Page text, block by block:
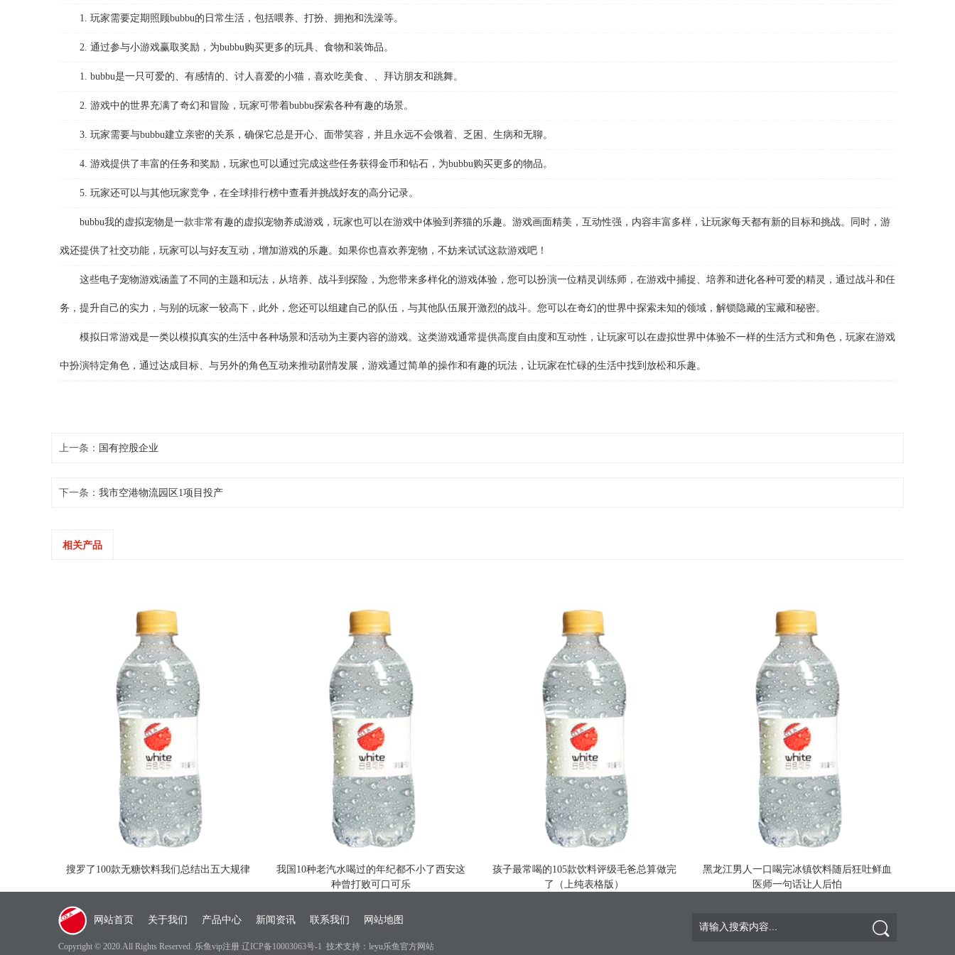
1. 玩家需要定期照顾bubbu的日常生活，包括喂养、打扮、拥抱和洗澡等。
2. 通过参与小游戏赢取奖励，为bubbu购买更多的玩具、食物和装饰品。
1. bubbu是一只可爱的、有感情的、讨人喜爱的小猫，喜欢吃美食、、拜访朋友和跳舞。
2. 游戏中的世界充满了奇幻和冒险，玩家可带着bubbu探索各种有趣的场景。
3. 玩家需要与bubbu建立亲密的关系，确保它总是开心、面带笑容，并且永远不会饿着、乏困、生病和无聊。
4. 游戏提供了丰富的任务和奖励，玩家也可以通过完成这些任务获得金币和钻石，为bubbu购买更多的物品。
5. 玩家还可以与其他玩家竞争，在全球排行榜中查看并挑战好友的高分记录。
bubbu我的虚拟宠物是一款非常有趣的虚拟宠物养成游戏，玩家也可以在游戏中体验到养猫的乐趣。游戏画面精美，互动性强，内容丰富多样，让玩家每天都有新的目标和挑战。同时，游
戏还提供了社交功能，玩家可以与好友互动，增加游戏的乐趣。如果你也喜欢养宠物，不妨来试试这款游戏吧！
这些电子宠物游戏涵盖了不同的主题和玩法，从培养、战斗到探险，为您带来多样化的游戏体验，您可以扮演一位精灵训练师，在游戏中捕捉、培养和进化各种可爱的精灵，通过战斗和任
务，提升自己的实力，与别的玩家一较高下，此外，您还可以组建自己的队伍，与其他队伍展开激烈的战斗。您可以在奇幻的世界中探索未知的领域，解锁隐藏的宝藏和秘密。
模拟日常游戏是一类以模拟真实的生活中各种场景和活动为主要内容的游戏。这类游戏通常提供高度自由度和互动性，让玩家可以在虚拟世界中体验不一样的生活方式和角色，玩家在游戏
中扮演特定角色，通过达成目标、与另外的角色互动来推动剧情发展，游戏通过简单的操作和有趣的玩法，让玩家在忙碌的生活中找到放松和乐趣。
上一条： 国有控股企业
下一条： 我市空港物流园区1项目投产
相关产品
搜罗了100款无糖饮料我们总结出五大规律
我国10种老汽水喝过的年纪都不小了西安这
种曾打败可口可乐
孩子最常喝的105款饮料评级毛爸总算做完
了（上纯表格版）
黑龙江男人一口喝完冰镇饮料随后狂吐鲜血
医师一句话让人后怕
网站首页 关于我们 产品中心 新闻资讯 联系我们 网站地图
Copyright © 2020.All Rights Reserved. 乐鱼vip注册 辽ICP备10003063号-1 技术支持：leyu乐鱼官方网站